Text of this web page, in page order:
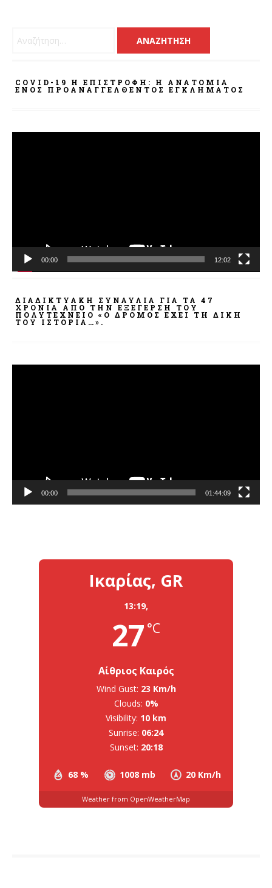
Αναζήτηση για:
COVID-19 Η ΕΠΙΣΤΡΟΦΗ: Η ΑΝΑΤΟΜΊΑ
ΕΝΌΣ ΠΡΟΑΝΑΓΓΕΛΘΈΝΤΟΣ ΕΓΚΛΉΜΑΤΟΣ
00:00 12:02
ΔΙΑΔΙΚΤΥΑΚΉ ΣΥΝΑΥΛΊΑ ΓΙΑ ΤΑ 47
ΧΡΌΝΙΑ ΑΠΌ ΤΗΝ ΕΞΈΓΕΡΣΗ ΤΟΥ
ΠΟΛΥΤΕΧΝΕΊΟ «Ο ΔΡΌΜΟΣ ΈΧΕΙ ΤΗ ΔΙΚΉ
ΤΟΥ ΙΣΤΟΡΊΑ…».
00:00 01:44:09
Ικαρίας, GR
13:19,
27 °C
Αίθριος Καιρός
68 % 1008 mb 20 Km/h
Wind Gust: 23 Km/h
Clouds: 0%
Visibility: 10 km
Sunrise: 06:24
Sunset: 20:18
Weather from OpenWeatherMap